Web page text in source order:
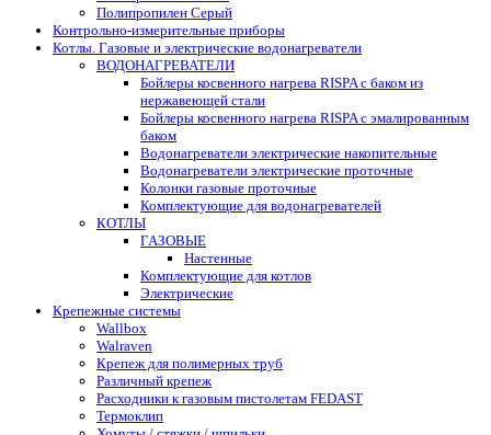
Полипропилен Серый
Контрольно-измерительные приборы
Котлы. Газовые и электрические водонагреватели
ВОДОНАГРЕВАТЕЛИ
Бойлеры косвенного нагрева RISPA с баком из
нержавеющей стали
Бойлеры косвенного нагрева RISPA с эмалированным
баком
Водонагреватели электрические накопительные
Водонагреватели электрические проточные
Колонки газовые проточные
Комплектующие для водонагревателей
КОТЛЫ
ГАЗОВЫЕ
Настенные
Комплектующие для котлов
Электрические
Крепежные системы
Wallbox
Walraven
Крепеж для полимерных труб
Различный крепеж
Расходники к газовым пистолетам FEDAST
Термоклип